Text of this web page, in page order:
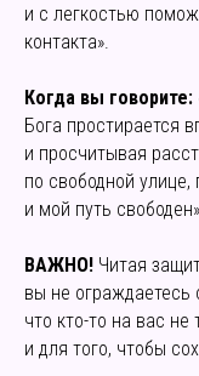
и с легкостью
контакта».
Когда вы говорите:
Бога простирается
и просчитывая
по свободной улице,
и мой путь свободен».
ВАЖНО! Читая
вы не ограждаетесь
что кто-то на вас
и для того, чтобы